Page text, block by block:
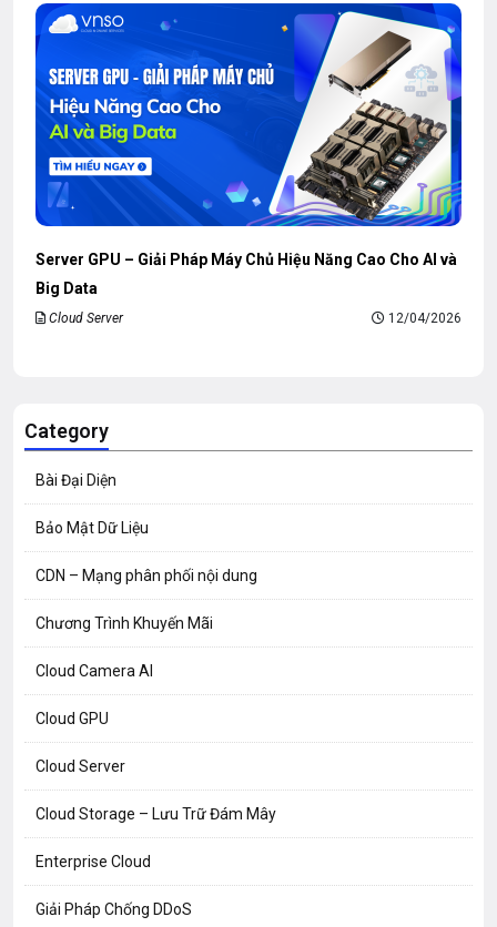
Server GPU – Giải Pháp Máy Chủ Hiệu Năng Cao Cho AI và
Big Data
Cloud Server 12/04/2026
Category
Bài Đại Diện
Bảo Mật Dữ Liệu
CDN – Mạng phân phối nội dung
Chương Trình Khuyến Mãi
Cloud Camera AI
Cloud GPU
Cloud Server
Cloud Storage – Lưu Trữ Đám Mây
Enterprise Cloud
Giải Pháp Chống DDoS